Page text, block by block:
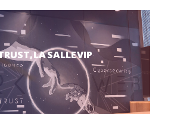
LA SALLE VIP